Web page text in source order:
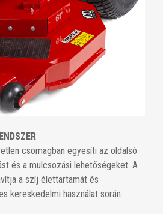
csomagban egyesíti az oldalsó
és a mulcsozási lehetőségeket. A
a szíj élettartamát és
kereskedelmi használat során.